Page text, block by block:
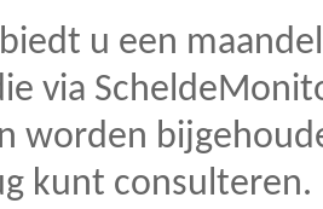
u een
via
worden
kunt consulteren.